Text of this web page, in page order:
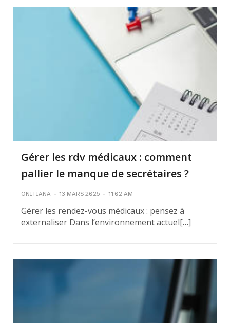
Gérer les rdv médicaux : comment
pallier le manque de secrétaires ?
ONITIANA - 13 MARS 2025 - 11:02 AM
Gérer les rendez-vous médicaux : pensez à
externaliser Dans l’environnement actuel[…]